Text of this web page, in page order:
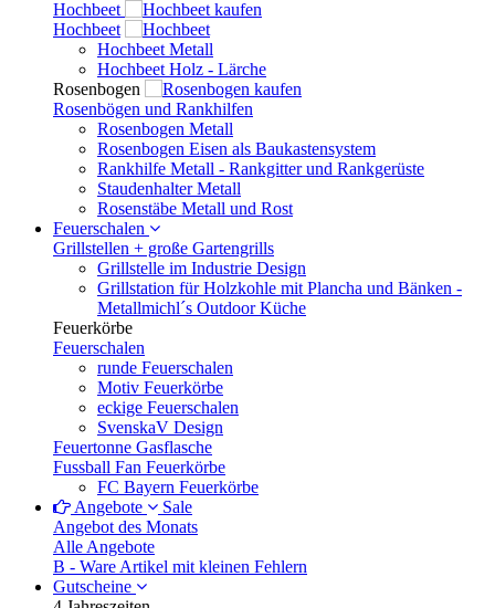
Hochbeet
Hochbeet
Hochbeet Metall
Hochbeet Holz - Lärche
Rosenbogen
Rosenbögen und Rankhilfen
Rosenbogen Metall
Rosenbogen Eisen als Baukastensystem
Rankhilfe Metall - Rankgitter und Rankgerüste
Staudenhalter Metall
Rosenstäbe Metall und Rost
Feuerschalen
Grillstellen + große Gartengrills
Grillstelle im Industrie Design
Grillstation für Holzkohle mit Plancha und Bänken -
Metallmichl´s Outdoor Küche
Feuerkörbe
Feuerschalen
runde Feuerschalen
Motiv Feuerkörbe
eckige Feuerschalen
SvenskaV Design
Feuertonne Gasflasche
Fussball Fan Feuerkörbe
FC Bayern Feuerkörbe
Angebote
Sale
Angebot des Monats
Alle Angebote
B - Ware Artikel mit kleinen Fehlern
Gutscheine